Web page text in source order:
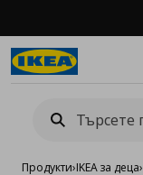
Продукти›IKEA за деца›